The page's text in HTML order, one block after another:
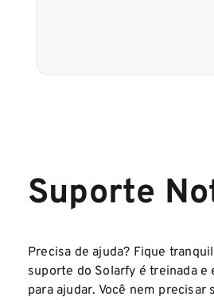
Suporte
Precisa de ajuda? Fique
suporte do Solarfy é treinada
para ajudar. Você nem precisar